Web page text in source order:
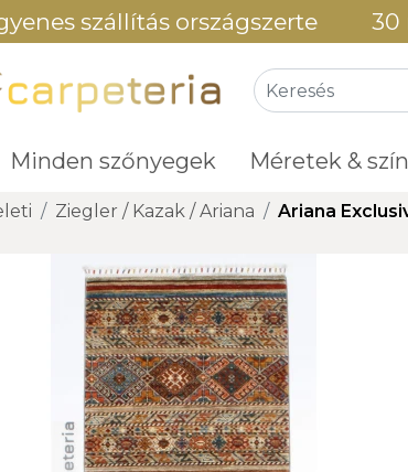
szállítás országszerte 30
Minden szőnyegek Méretek &
Ziegler / Kazak / Ariana Ariana